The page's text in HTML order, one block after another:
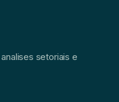
setoriais e